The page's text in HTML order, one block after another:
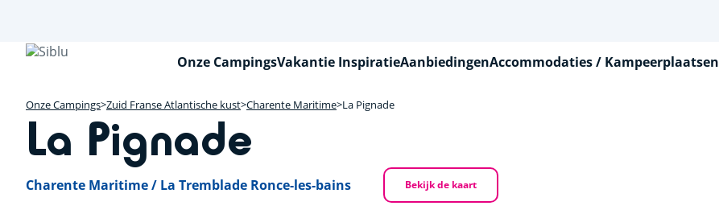
naar
Onze CampingsVakantie InspiratieAanbiedingenAccommodaties / Kampeerplaatsen
Onze Campings Zuid Franse Atlantische kust Charente Maritime La Pignade
La Pignade
Charente Maritime / La Tremblade Ronce-les-bains Bekijk de kaart